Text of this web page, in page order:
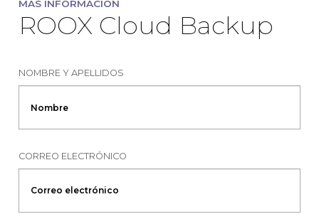
MÁS INFORMACIÓN
ROOX Cloud Backup
NOMBRE Y APELLIDOS
CORREO ELECTRÓNICO